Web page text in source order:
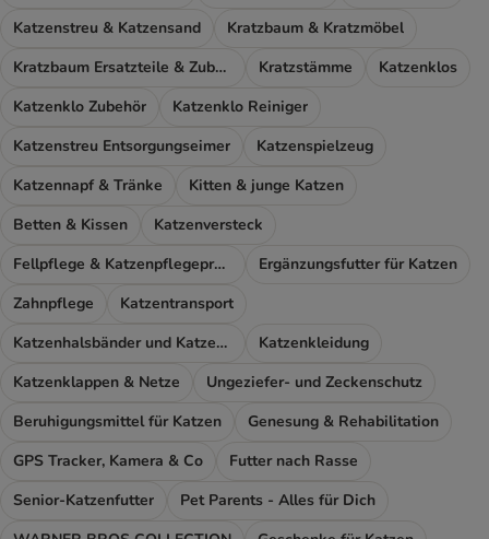
Katzenstreu & Katzensand
Kratzbaum & Kratzmöbel
Kratzbaum Ersatzteile & Zubehör
Kratzstämme
Katzenklos
Katzenklo Zubehör
Katzenklo Reiniger
Katzenstreu Entsorgungseimer
Katzenspielzeug
Katzennapf & Tränke
Kitten & junge Katzen
Betten & Kissen
Katzenversteck
Fellpflege & Katzenpflegeprodukte
Ergänzungsfutter für Katzen
Zahnpflege
Katzentransport
Katzenhalsbänder und Katzengeschirr
Katzenkleidung
Katzenklappen & Netze
Ungeziefer- und Zeckenschutz
Beruhigungsmittel für Katzen
Genesung & Rehabilitation
GPS Tracker, Kamera & Co
Futter nach Rasse
Senior-Katzenfutter
Pet Parents - Alles für Dich